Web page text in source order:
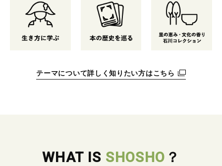
テーマについて詳しく知りたい方はこちら
WHAT IS SHOSHO ？